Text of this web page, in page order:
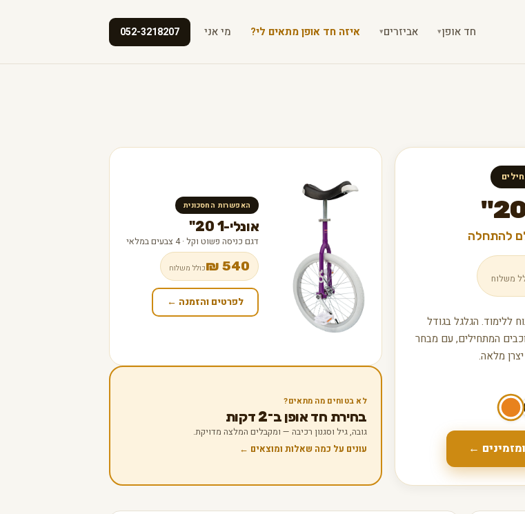
חד אופן▾ אביזרים▾ איזה חד אופן מתאים לי? מי אני 052-3218207
להתחלה
משלוח
ללימוד. הגלגל בגודל
המתחילים, עם מבחר
מלאה.
←
האפשרות החסכונית
אונלי-1 20"
דגם כניסה פשוט וקל · 4 צבעים במלאי
540 ₪ כולל משלוח
לפרטים והזמנה ←
לא בטוחים מה מתאים?
בחירת חד אופן ב־2 דקות
גובה, גיל וסגנון רכיבה — ומקבלים המלצה מדויקת.
עונים על כמה שאלות ומוצאים ←